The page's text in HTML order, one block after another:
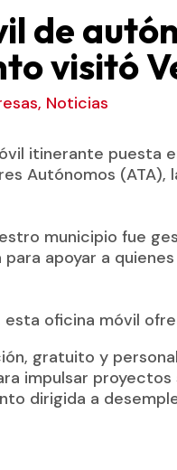
de
visitó
, Noticias
itinerante puesta
Autónomos (ATA),
municipio fue
apoyar a
esta oficina móvil
gratuito y
impulsar proyectos
dirigida a